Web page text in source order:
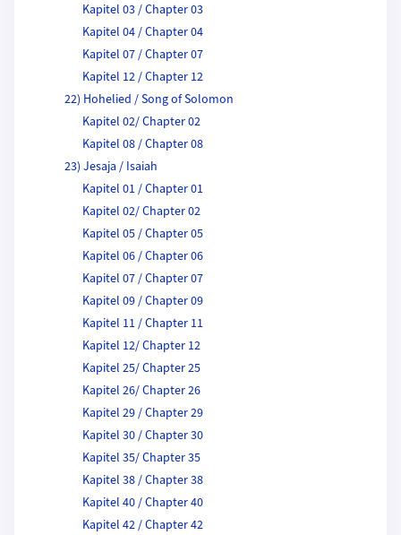
Kapitel 03 / Chapter 03
Kapitel 04 / Chapter 04
Kapitel 07 / Chapter 07
Kapitel 12 / Chapter 12
22) Hohelied / Song of Solomon
Kapitel 02/ Chapter 02
Kapitel 08 / Chapter 08
23) Jesaja / Isaiah
Kapitel 01 / Chapter 01
Kapitel 02/ Chapter 02
Kapitel 05 / Chapter 05
Kapitel 06 / Chapter 06
Kapitel 07 / Chapter 07
Kapitel 09 / Chapter 09
Kapitel 11 / Chapter 11
Kapitel 12/ Chapter 12
Kapitel 25/ Chapter 25
Kapitel 26/ Chapter 26
Kapitel 29 / Chapter 29
Kapitel 30 / Chapter 30
Kapitel 35/ Chapter 35
Kapitel 38 / Chapter 38
Kapitel 40 / Chapter 40
Kapitel 42 / Chapter 42